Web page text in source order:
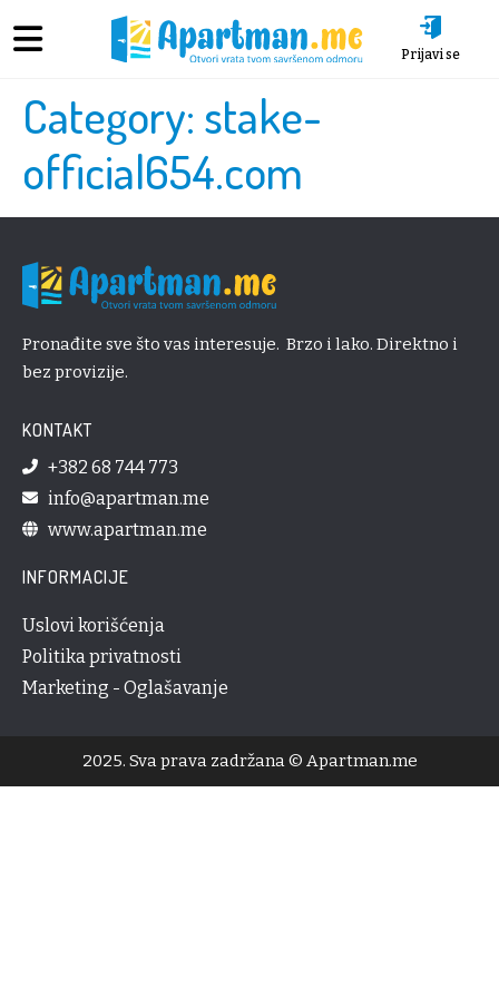
Prijavi se
Category: stake-
official654.com
Pronađite sve što vas interesuje. Brzo i lako. Direktno i
bez provizije.
KONTAKT
+382 68 744 773
info@apartman.me
www.apartman.me
INFORMACIJE
Uslovi korišćenja
Politika privatnosti
Marketing - Oglašavanje
2025. Sva prava zadržana © Apartman.me